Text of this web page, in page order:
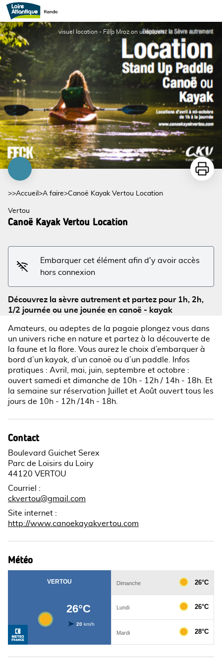
Canoë Kayak Vertou Location
visuel location - Filip Mroz on unsplash
Voir l'image en plein écran
>>Accueil >A faire>Canoë Kayak Vertou Location
Vertou
Canoë Kayak Vertou Location
Embarquer cet élément afin d'y avoir accès
hors connexion
Découvrez la sèvre autrement et partez pour 1h, 2h,
1/2 journée ou une jounée en canoë - kayak
Amateurs, ou adeptes de la pagaie plongez vous dans
un univers riche en nature et partez à la découverte de
la faune et la flore. Vous aurez le choix d’embarquer à
bord d’un kayak, d’un canoë ou d’un paddle. Infos
pratiques : Avril, mai, juin, septembre et octobre :
ouvert samedi et dimanche de 10h - 12h / 14h - 18h. Et
la semaine sur réservation Juillet et Août ouvert tous les
jours de 10h - 12h /14h - 18h.
Contact
Boulevard Guichet Serex
Parc de Loisirs du Loiry
44120 VERTOU
Courriel
:
ckvertou@gmail.com
Site internet :
http://www.canoekayakvertou.com
Météo